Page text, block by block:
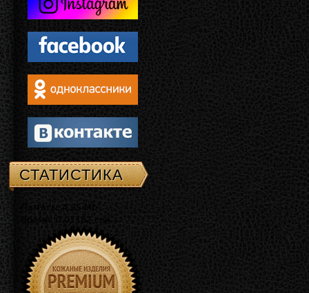
СТАТИСТИКА
Память: 4.25 Mb
Время: 0.01182 сек.